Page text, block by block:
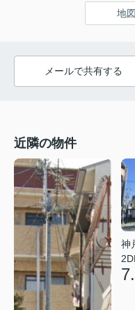
地
メールで共有する
近隣の物件
神